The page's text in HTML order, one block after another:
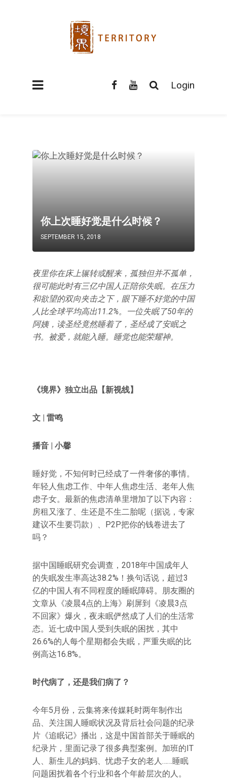
Login
你上次睡好觉是什么时候？
SEPTEMBER 15, 2018
夜里你在床上辗转或醒来，孤独但并不孤单，
很可能此时有三亿中国人正陪你失眠。在压力
和欲望的双向夹击之下，眼下睡不好觉的中国
人比全球平均高出11.2%。一位失眠了50年的
阿姨，读圣经竟然睡着了，圣经成了安眠之
书。被爱，就能入睡。睡觉也能荣耀神。
《境界》 独立出品【新视线】
文 | 雷鸣
播音 | 小馨
睡好觉，不知何时已经成了一件奢侈的事情。
年轻人焦虑工作、中年人焦虑生活、老年人焦
虑子女。最新的焦虑清单里增加了以下内容：
房租又涨了、生还是不生二胎呢（据说，专家
建议不生要罚款）、P2P把你的钱卷进去了
吗？
据中国睡眠研究会调查，2018年中国成年人
的失眠发生率高达38.2%！换句话说，超过3
亿的中国人有不同程度的睡眠障碍。朋友圈的
文章从《凌晨4点的上海》刷屏到《凌晨3点
不回家》爆火，夜未眠俨然成了人们的生活常
态。近七成中国人受到失眠的困扰，其中
26.6%的人每个星期都会失眠，严重失眠的比
例高达16.8%。
时代病了，还是我们病了？
今年5月份，云集将来传媒耗时两年制作出
品、关注国人睡眠状况及背后社会问题的纪录
片《追眠记》播出，这是中国首部关于睡眠的
纪录片，里面记录了很多典型案例。加班的IT
人、新生儿的妈妈、忧虑子女的老人……睡眠
问题困扰着各个行业和各个年龄层次的人。